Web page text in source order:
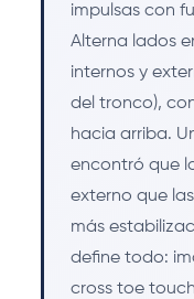
impulsas con
Alterna lados
internos y
del tronco),
hacia arriba.
encontró que
externo que
más
define todo:
cross toe